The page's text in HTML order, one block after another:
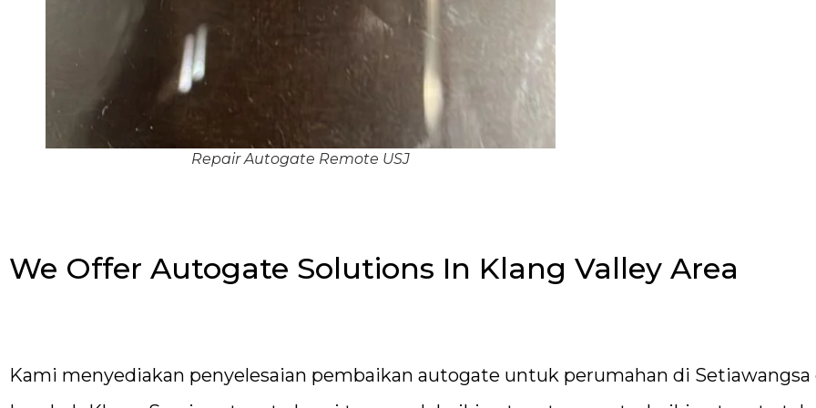
Repair Autogate Remote USJ
We Offer Autogate Solutions In Klang Valley Area
Kami menyediakan penyelesaian pembaikan autogate untuk perumahan di Setiawangsa